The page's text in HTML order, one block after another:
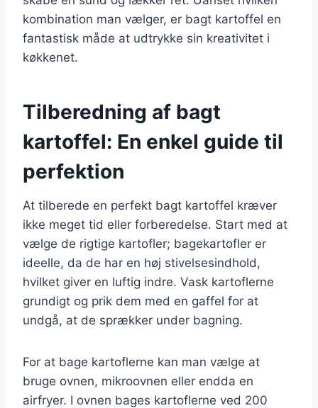
kombination man vælger, er bagt kartoffel en
fantastisk måde at udtrykke sin kreativitet i
køkkenet.
Tilberedning af bagt
kartoffel: En enkel guide til
perfektion
At tilberede en perfekt bagt kartoffel kræver
ikke meget tid eller forberedelse. Start med at
vælge de rigtige kartofler; bagekartofler er
ideelle, da de har en høj stivelsesindhold,
hvilket giver en luftig indre. Vask kartoflerne
grundigt og prik dem med en gaffel for at
undgå, at de sprækker under bagning.
For at bage kartoflerne kan man vælge at
bruge ovnen, mikroovnen eller endda en
airfryer. I ovnen bages kartoflerne ved 200